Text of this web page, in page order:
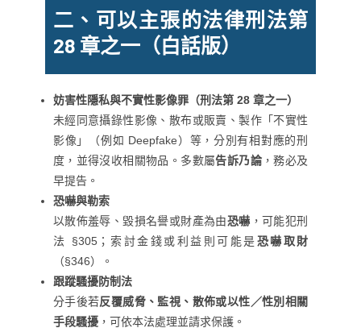
二、可以主張的法律刑法第
28 章之一（白話版）
妨害性隱私與不實性影像罪（刑法第 28 章之一）
未經同意攝錄性影像、散布或販賣、製作「不實性
影像」（例如 Deepfake）等，分別有相對應的刑
度，並得沒收相關物品。多數屬告訴乃論，務必及
早提告。
恐嚇與勒索
以散佈羞辱、毀損名譽或財產為由恐嚇 ，可能犯刑
法 §305；索討金錢或利益則可能是恐嚇取財
（§346）。
跟蹤騷擾防制法
分手後若反覆威脅、監視、散佈或以性／性別相關
手段騷擾，可依本法處理並請求保護。